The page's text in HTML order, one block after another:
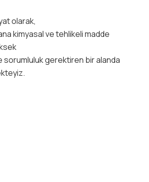
olarak,
kimyasal ve tehlikeli madde
sorumluluk gerektiren bir alanda